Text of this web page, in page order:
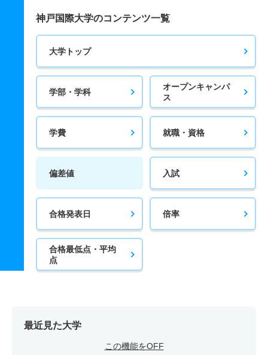
神戸国際大学のコンテンツ一覧
大学トップ
学部・学科
オープンキャンパ
ス
学費 就職・資格
偏差値 入試
合格発表日 倍率
合格最低点・平均
点
最近見た大学
この機能をOFF